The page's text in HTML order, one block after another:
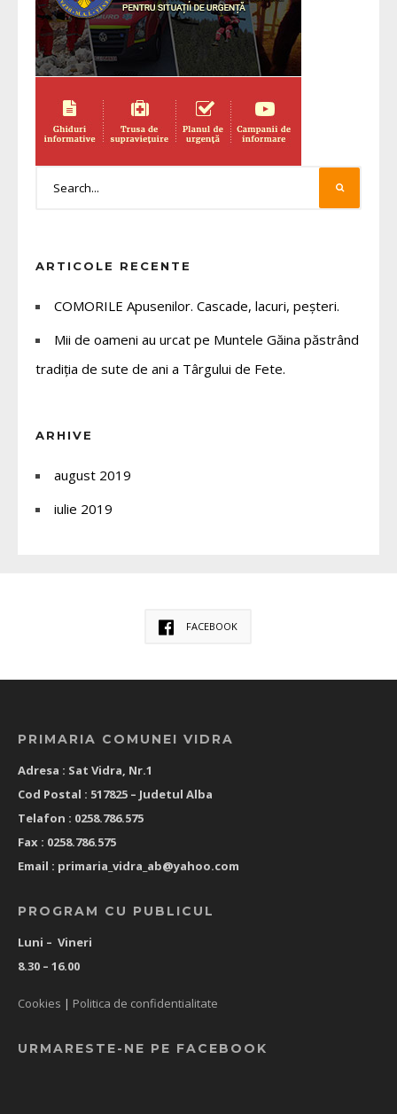
ARTICOLE RECENTE
COMORILE Apusenilor. Cascade, lacuri, peșteri.
Mii de oameni au urcat pe Muntele Găina păstrând
tradiția de sute de ani a Târgului de Fete.
ARHIVE
august 2019
iulie 2019
FACEBOOK
PRIMARIA COMUNEI VIDRA
Adresa : Sat Vidra, Nr.1
Cod Postal : 517825 – Judetul Alba
Telafon : 0258.786.575
Fax : 0258.786.575
Email : primaria_vidra_ab@yahoo.com
PROGRAM CU PUBLICUL
Luni – Vineri
8.30 – 16.00
Cookies | Politica de confidentialitate
URMARESTE-NE PE FACEBOOK